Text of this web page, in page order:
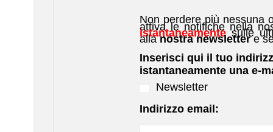
Non perdere più nessuna
attiva le notifiche nella
istantaneamentesulle
allanostra newslettere
Inserisci qui il tuo
istantaneamente una e-
Newsletter
Indirizzo email: